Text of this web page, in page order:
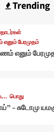
Trending
எனும் பேரமுதம்
எனும்
பொது
– சுடோமு